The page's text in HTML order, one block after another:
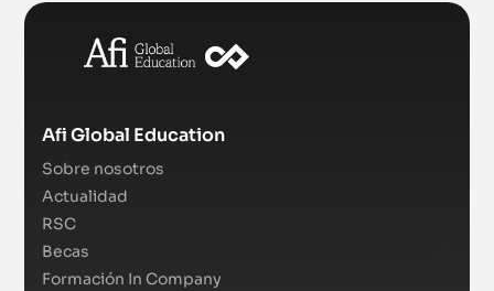
Afi Global Education
Sobre nosotros
Actualidad
RSC
Becas
Formación In Company